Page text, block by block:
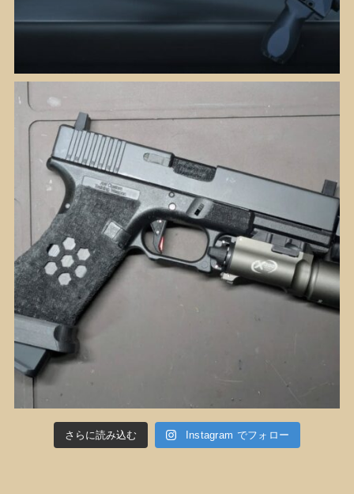
さらに読み込む Instagram でフォロー